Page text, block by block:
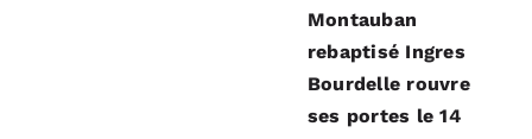
Montauban
rebaptisé Ingres
Bourdelle rouvre
ses portes le 14